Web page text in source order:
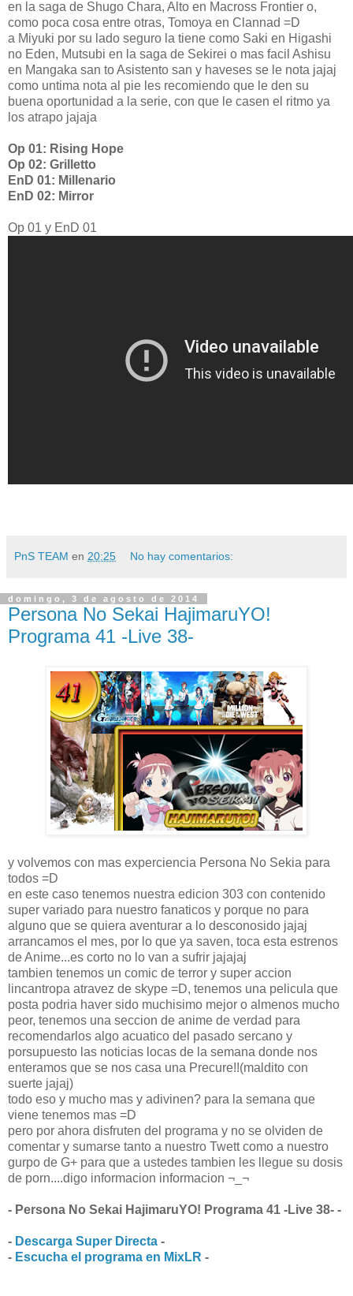
en la saga de Shugo Chara, Alto en Macross Frontier o,
como poca cosa entre otras, Tomoya en Clannad =D
a Miyuki por su lado seguro la tiene como Saki en Higashi
no Eden, Mutsubi en la saga de Sekirei o mas facil Ashisu
en Mangaka san to Asistento san y haveses se le nota jajaj
como untima nota al pie les recomiendo que le den su
buena oportunidad a la serie, con que le casen el ritmo ya
los atrapo jajaja
Op 01: Rising Hope
Op 02: Grilletto
EnD 01: Millenario
EnD 02: Mirror
Op 01 y EnD 01
PnS TEAM en 20:25 No hay comentarios:
domingo, 3 de agosto de 2014
Persona No Sekai HajimaruYO!
Programa 41 -Live 38-
y volvemos con mas experciencia Persona No Sekia para
todos =D
en este caso tenemos nuestra edicion 303 con contenido
super variado para nuestro fanaticos y porque no para
alguno que se quiera aventurar a lo desconosido jajaj
arrancamos el mes, por lo que ya saven, toca esta estrenos
de Anime...es corto no lo van a sufrir jajajaj
tambien tenemos un comic de terror y super accion
lincantropa atravez de skype =D, tenemos una pelicula que
posta podria haver sido muchisimo mejor o almenos mucho
peor, tenemos una seccion de anime de verdad para
recomendarlos algo acuatico del pasado sercano y
porsupuesto las noticias locas de la semana donde nos
enteramos que se nos casa una Precure!!(maldito con
suerte jajaj)
todo eso y mucho mas y adivinen? para la semana que
viene tenemos mas =D
pero por ahora disfruten del programa y no se olviden de
comentar y sumarse tanto a nuestro Twett como a nuestro
gurpo de G+ para que a ustedes tambien les llegue su dosis
de porn....digo informacion informacion ¬_¬
- Persona No Sekai HajimaruYO! Programa 41 -Live 38- -
- Descarga Super Directa -
- Escucha el programa en MixLR -